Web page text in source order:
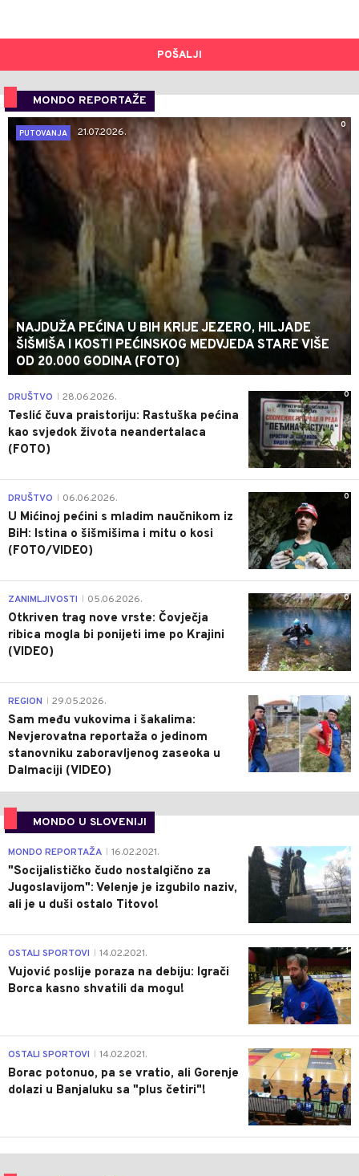
POŠALJI
MONDO REPORTAŽE
0
PUTOVANJA
21.07.2026.
NAJDUŽA PEĆINA U BIH KRIJE JEZERO, HILJADE
ŠIŠMIŠA I KOSTI PEĆINSKOG MEDVJEDA STARE VIŠE
OD 20.000 GODINA (FOTO)
0
DRUŠTVO 28.06.2026.
Teslić čuva praistoriju: Rastuška pećina
kao svjedok života neandertalaca
(FOTO)
0
DRUŠTVO 06.06.2026.
U Mićinoj pećini s mladim naučnikom iz
BiH: Istina o šišmišima i mitu o kosi
(FOTO/VIDEO)
0
ZANIMLJIVOSTI 05.06.2026.
Otkriven trag nove vrste: Čovječja
ribica mogla bi ponijeti ime po Krajini
(VIDEO)
0
REGION 29.05.2026.
Sam među vukovima i šakalima:
Nevjerovatna reportaža o jedinom
stanovniku zaboravljenog zaseoka u
Dalmaciji (VIDEO)
MONDO U SLOVENIJI
4
MONDO REPORTAŽA 16.02.2021.
"Socijalističko čudo nostalgično za
Jugoslavijom": Velenje je izgubilo naziv,
ali je u duši ostalo Titovo!
1
OSTALI SPORTOVI 14.02.2021.
Vujović poslije poraza na debiju: Igrači
Borca kasno shvatili da mogu!
3
OSTALI SPORTOVI 14.02.2021.
Borac potonuo, pa se vratio, ali Gorenje
dolazi u Banjaluku sa "plus četiri"!